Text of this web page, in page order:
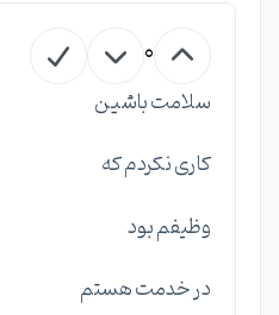
0
سلامت باشین
کاری نکردم که
وظیفم بود
در خدمت هستم